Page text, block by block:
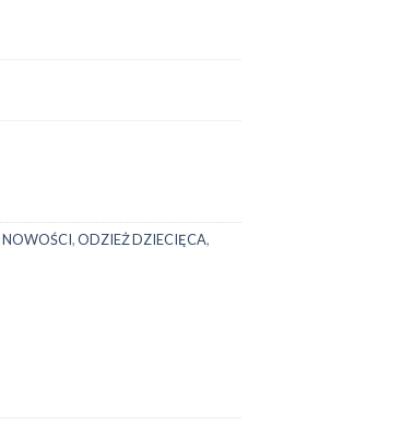
NOWOŚCI,ODZIEŻ DZIECIĘCA,